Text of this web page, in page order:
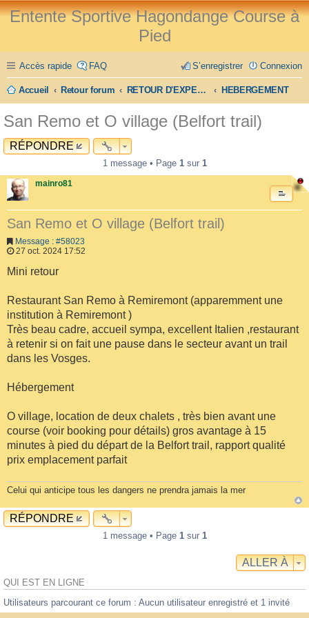
Entente Sportive Hagondange Course à
Pied
Accès rapide FAQ Connexion
S’enregistrer
Accueil Retour forum RETOUR D'EXPERIENCE HEBERGEMENT
San Remo et O village (Belfort trail)
RÉPONDRE
1 message • Page 1sur 1
mainro81
San Remo et O village (Belfort trail)
Message : #58023
27 oct. 2024 17:52
Mini retour
Restaurant San Remo à Remiremont (apparemment une
institution à Remiremont )
Très beau cadre, accueil sympa, excellent Italien ,restaurant
à retenir si on fait une pause dans le secteur avant un trail
dans les Vosges.
Hébergement
O village, location de deux chalets , très bien avant une
course (voir booking pour détails) gros avantage à 15
minutes à pied du départ de la Belfort trail, rapport qualité
prix emplacement parfait
Celui qui anticipe tous les dangers ne prendra jamais la mer
RÉPONDRE
1 message • Page 1sur 1
ALLER À
QUI EST EN LIGNE
Utilisateurs parcourant ce forum : Aucun utilisateur enregistré et 1 invité